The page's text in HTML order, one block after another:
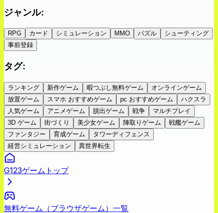
ジャンル:
RPG カード シミュレーション MMO パズル
シューティング
事前登録
タグ:
ランキング 新作ゲーム 暇つぶし無料ゲーム
オンラインゲーム
放置ゲーム
スマホ おすすめゲーム pc おすすめゲーム
ハクスラ
人気ゲーム
アニメゲーム 脱出ゲーム 戦争
マルチプレイ
3D ゲーム
街づくり 美少女ゲーム 陣取りゲーム
戦艦ゲーム
ファンタジー
育成ゲーム
タワーディフェンス
経営シミュレーション
異世界転生
G123ゲームトップ
無料ゲーム（ブラウザゲーム）一覧